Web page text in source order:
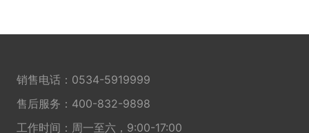
销售电话： 0534-5919999
售后服务： 400-832-9898
工作时间：周一至六，9:00-17:00